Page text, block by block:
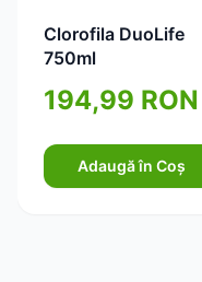
Clorofila DuoLife
750ml
194,99 RON
Adaugă în Coș